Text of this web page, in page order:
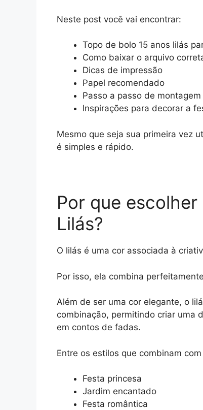
Neste post você vai encontrar:
Topo de bolo 15 anos lilás
Como baixar o arquivo
Dicas de impressão
Papel recomendado
Passo a passo de montagem
Inspirações para decorar a
Mesmo que seja sua primeira vez
é simples e rápido.
Por que
Lilás?
O lilás é uma cor associada à
Por isso, ela combina
Além de ser uma cor elegante, o
combinação, permitindo criar uma
em contos de fadas.
Entre os estilos que combinam
Festa princesa
Jardim encantado
Festa romântica